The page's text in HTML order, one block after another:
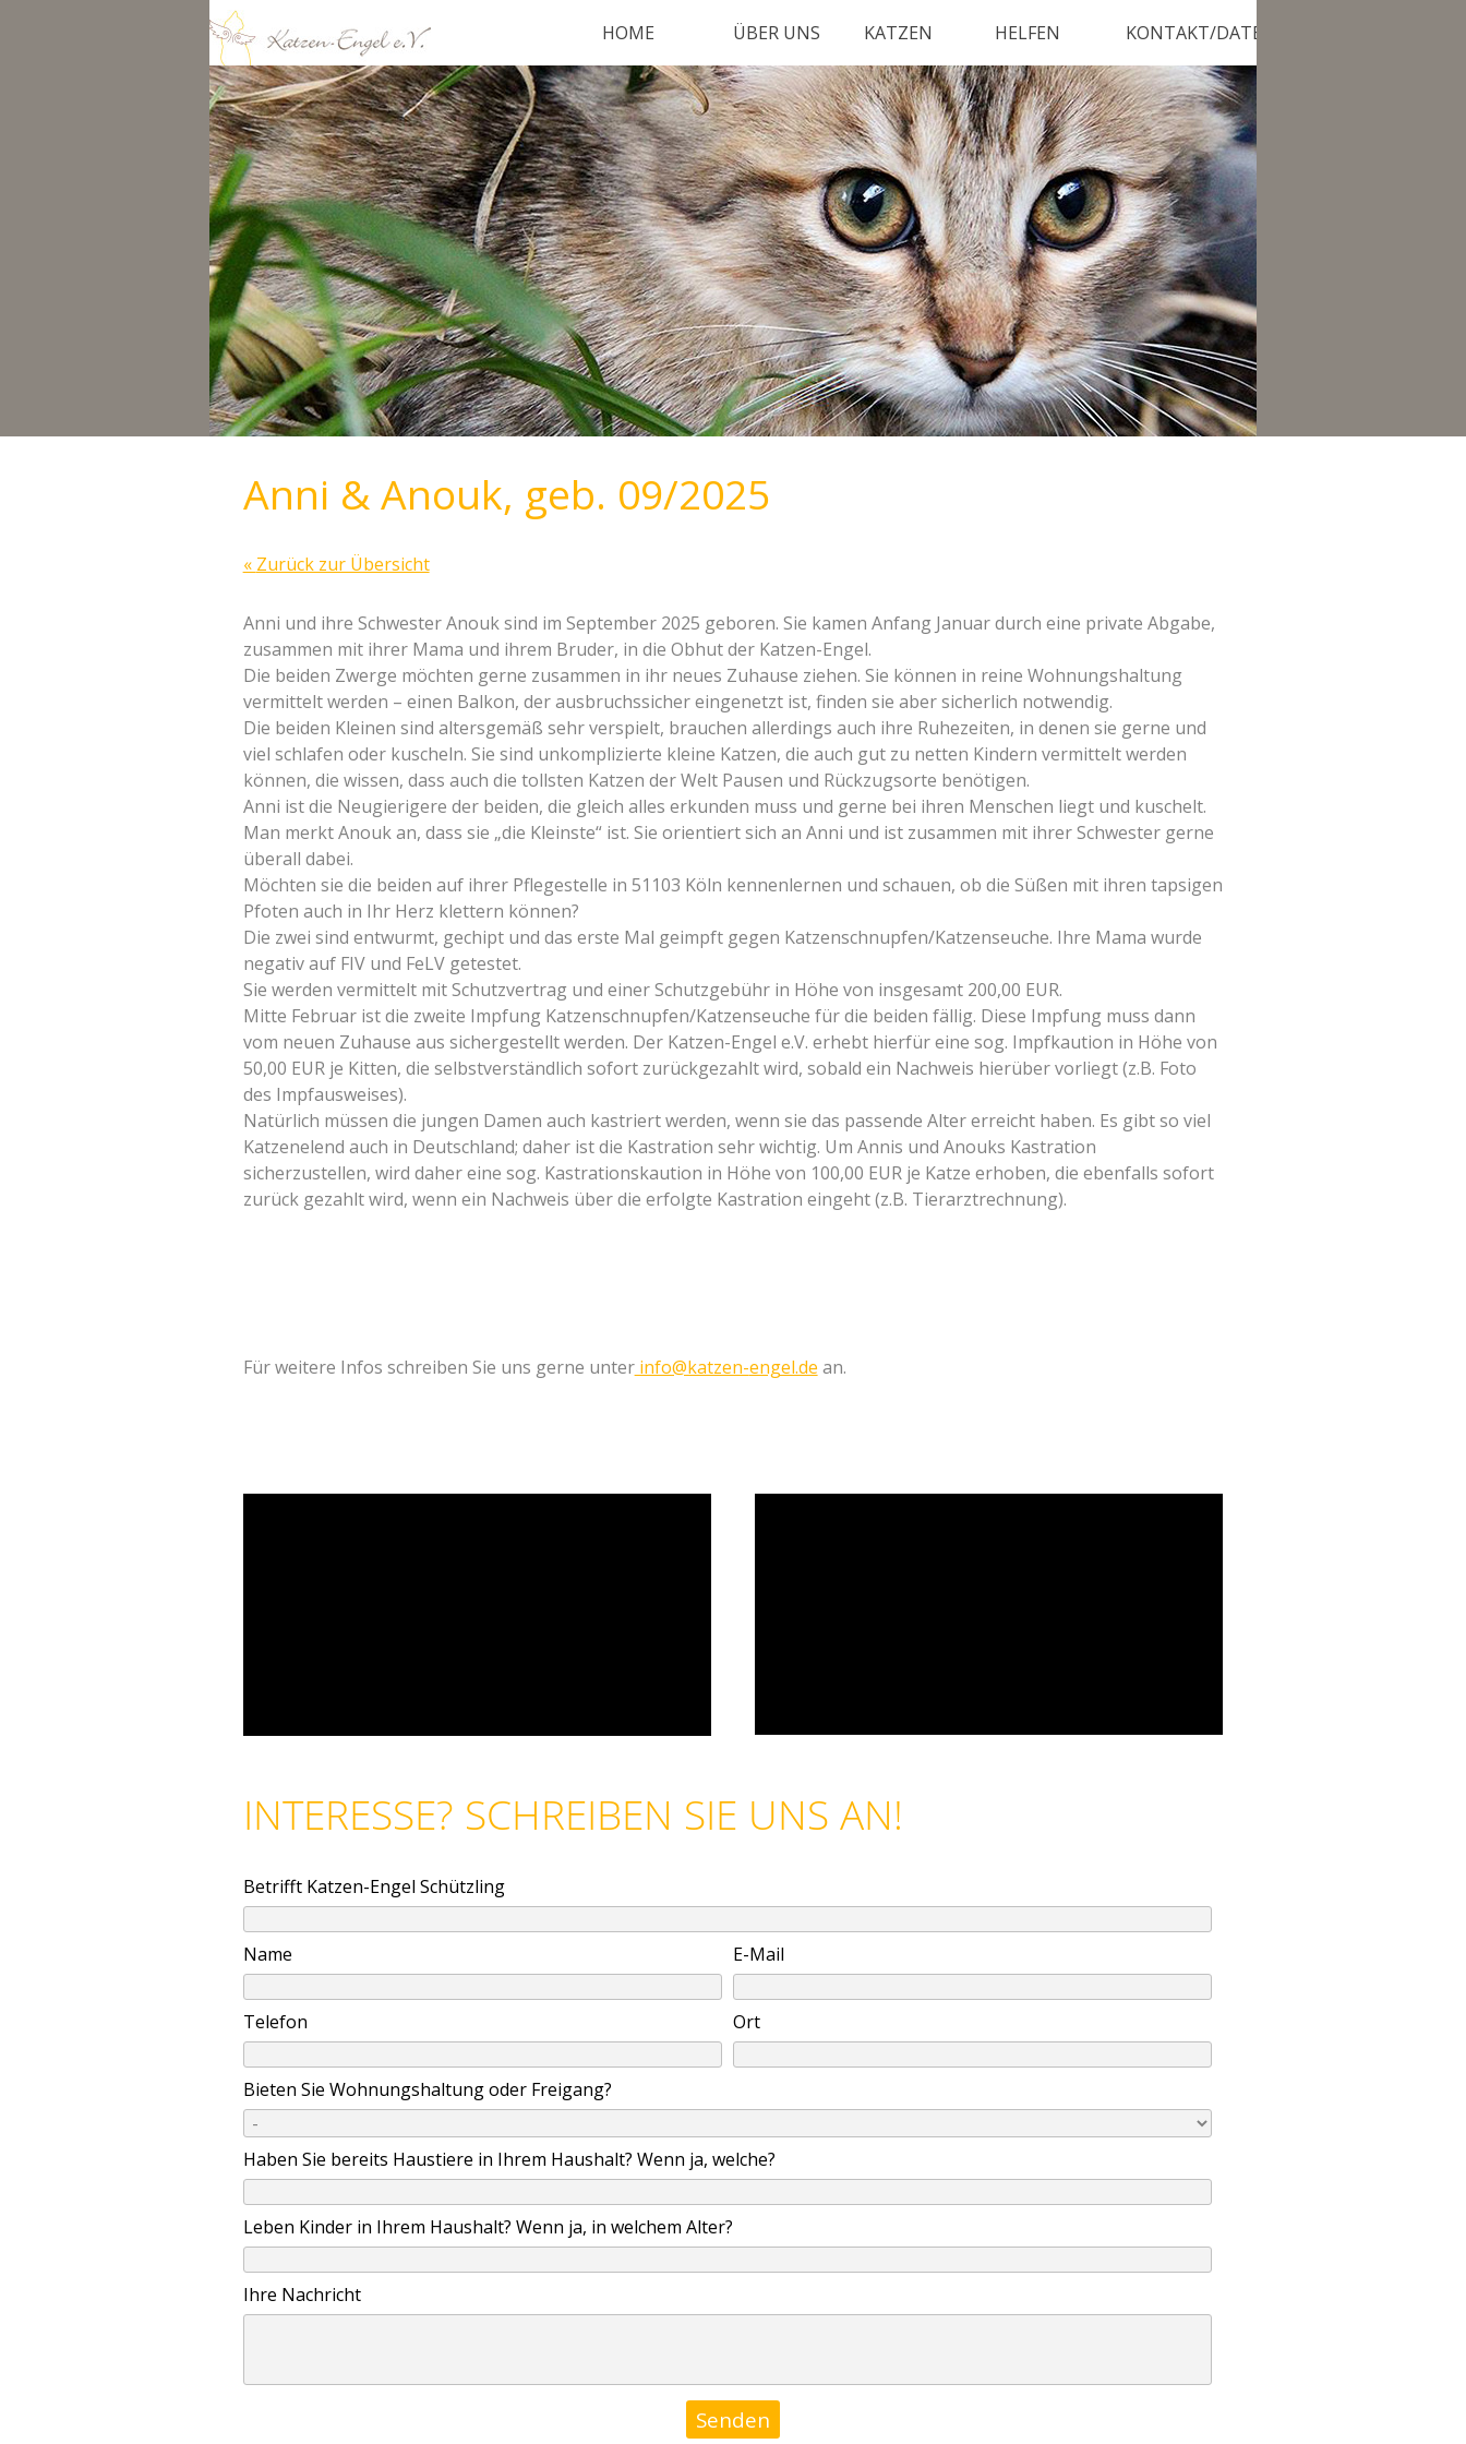
HOME ÜBER UNS KATZEN HELFEN KONTAKT/DATENSCHUTZ
Anni & Anouk, geb. 09/2025
« Zurück zur Übersicht
Anni und ihre Schwester Anouk sind im September 2025 geboren. Sie kamen Anfang Januar durch eine private Abgabe,
zusammen mit ihrer Mama und ihrem Bruder, in die Obhut der Katzen-Engel.
Die beiden Zwerge möchten gerne zusammen in ihr neues Zuhause ziehen. Sie können in reine Wohnungshaltung
vermittelt werden – einen Balkon, der ausbruchssicher eingenetzt ist, finden sie aber sicherlich notwendig.
Die beiden Kleinen sind altersgemäß sehr verspielt, brauchen allerdings auch ihre Ruhezeiten, in denen sie gerne und
viel schlafen oder kuscheln. Sie sind unkomplizierte kleine Katzen, die auch gut zu netten Kindern vermittelt werden
können, die wissen, dass auch die tollsten Katzen der Welt Pausen und Rückzugsorte benötigen.
Anni ist die Neugierigere der beiden, die gleich alles erkunden muss und gerne bei ihren Menschen liegt und kuschelt.
Man merkt Anouk an, dass sie „die Kleinste“ ist. Sie orientiert sich an Anni und ist zusammen mit ihrer Schwester gerne
überall dabei.
Möchten sie die beiden auf ihrer Pflegestelle in 51103 Köln kennenlernen und schauen, ob die Süßen mit ihren tapsigen
Pfoten auch in Ihr Herz klettern können?
Die zwei sind entwurmt, gechipt und das erste Mal geimpft gegen Katzenschnupfen/Katzenseuche. Ihre Mama wurde
negativ auf FIV und FeLV getestet.
Sie werden vermittelt mit Schutzvertrag und einer Schutzgebühr in Höhe von insgesamt 200,00 EUR.
Mitte Februar ist die zweite Impfung Katzenschnupfen/Katzenseuche für die beiden fällig. Diese Impfung muss dann
vom neuen Zuhause aus sichergestellt werden. Der Katzen-Engel e.V. erhebt hierfür eine sog. Impfkaution in Höhe von
50,00 EUR je Kitten, die selbstverständlich sofort zurückgezahlt wird, sobald ein Nachweis hierüber vorliegt (z.B. Foto
des Impfausweises).
Natürlich müssen die jungen Damen auch kastriert werden, wenn sie das passende Alter erreicht haben. Es gibt so viel
Katzenelend auch in Deutschland; daher ist die Kastration sehr wichtig. Um Annis und Anouks Kastration
sicherzustellen, wird daher eine sog. Kastrationskaution in Höhe von 100,00 EUR je Katze erhoben, die ebenfalls sofort
zurück gezahlt wird, wenn ein Nachweis über die erfolgte Kastration eingeht (z.B. Tierarztrechnung).
Für weitere Infos schreiben Sie uns gerne unterinfo@katzen-engel.de an.
INTERESSE? SCHREIBEN SIE UNS AN!
Betrifft Katzen-Engel Schützling
Name E-Mail
Telefon Ort
Bieten Sie Wohnungshaltung oder Freigang?
Haben Sie bereits Haustiere in Ihrem Haushalt? Wenn ja, welche?
Leben Kinder in Ihrem Haushalt? Wenn ja, in welchem Alter?
Ihre Nachricht